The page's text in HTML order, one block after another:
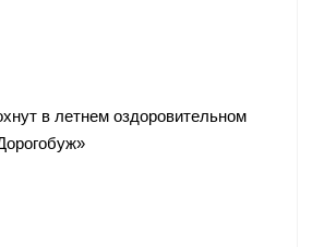
в летнем оздоровительном